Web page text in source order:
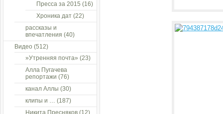
Пресса за 2015 (16)
Хроника дат (22)
рассказы и
впечатления (40)
Видео (512)
»Утренняя почта» (23)
Алла Пугачева
репортажи (76)
канал Аллы (30)
клипы и … (187)
Никита Пресняков (12)